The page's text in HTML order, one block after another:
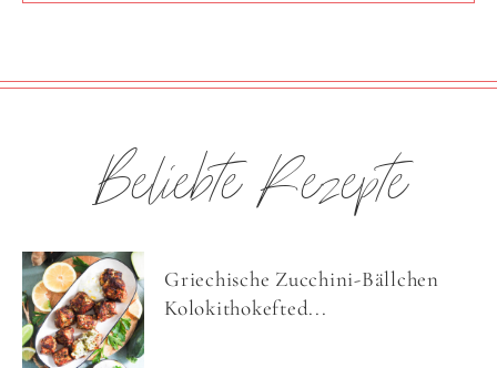
Beliebte Rezepte
Griechische Zucchini-Bällchen
Kolokithokefted...